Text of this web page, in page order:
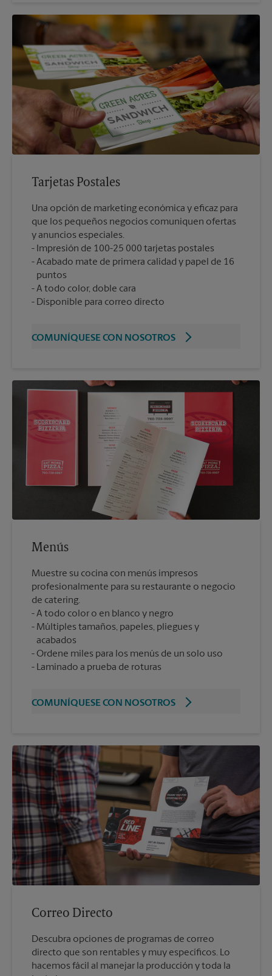
Tarjetas Postales
Una opción de marketing económica y eficaz para
que los pequeños negocios comuniquen ofertas
y anuncios especiales.
Impresión de 100-25 000 tarjetas postales
Acabado mate de primera calidad y papel de 16
puntos
A todo color, doble cara
Disponible para correo directo
COMUNÍQUESE CON NOSOTROS
Menús
Muestre su cocina con menús impresos
profesionalmente para su restaurante o negocio
de catering.
A todo color o en blanco y negro
Múltiples tamaños, papeles, pliegues y
acabados
Ordene miles para los menús de un solo uso
Laminado a prueba de roturas
COMUNÍQUESE CON NOSOTROS
Correo Directo
Descubra opciones de programas de correo
directo que son rentables y muy específicos. Lo
hacemos fácil al manejar la producción y toda la